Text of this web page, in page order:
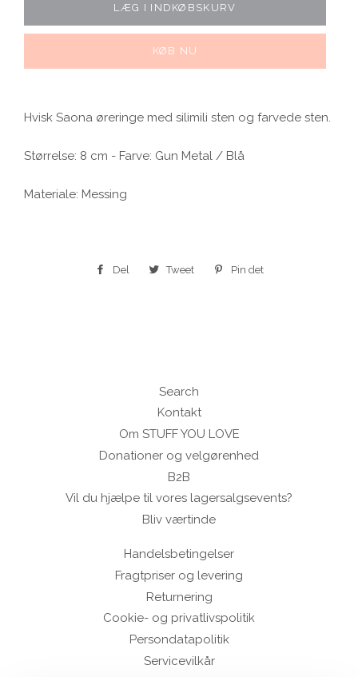
LÆG I INDKØBSKURV
KØB NU
Hvisk Saona øreringe med silimili sten og farvede sten.
Størrelse: 8 cm - Farve: Gun Metal / Blå
Materiale: Messing
Del
Del
Tweet
Tweet
Pin det
Search
Kontakt
Om STUFF YOU LOVE
Donationer og velgørenhed
B2B
Vil du hjælpe til vores lagersalgsevents?
Bliv værtinde
Handelsbetingelser
Fragtpriser og levering
Returnering
Cookie- og privatlivspolitik
Persondatapolitik
Servicevilkår